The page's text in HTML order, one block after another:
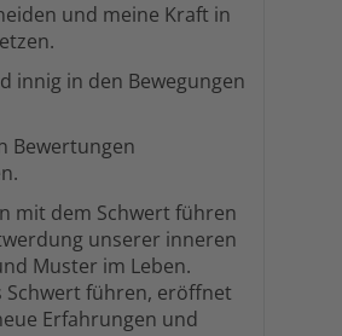
und meine Kraft in
innig in den Bewegungen
Bewertungen
mit dem Schwert führen
unserer inneren
Muster im Leben.
Schwert führen, eröffnet
Erfahrungen und